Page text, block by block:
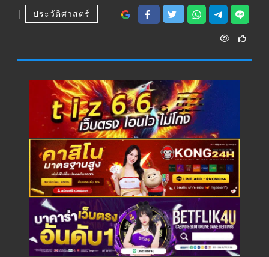
|
ประวัติศาสตร์
V
i
e